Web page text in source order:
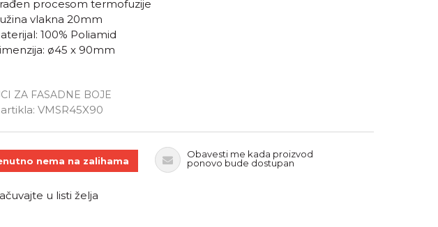
ZA FASADNE BOJE
VMSR45X90
procesom termofuzije
vlakna 20mm
100% Poliamid
ø45 x 90mm
Unesi količinu
nema na zalihama
Obavesti me kada proizvod
ponovo bude dostupan
u listi želja